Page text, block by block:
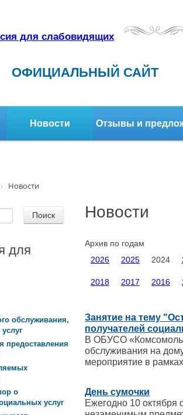
для слабовидящих
ОФИЦИАЛЬНЫЙ САЙТ
Новости Отзывы и
Новости
Новости
Архив по годам
2026
2025 2024
2018 2017 2016
Занятие на тему
получателей
В ОБУСО
обслуживания на
мероприятие в
День сумочки
Ежегодно 10 октября
для
обслуживания,
предоставления
о
услуг